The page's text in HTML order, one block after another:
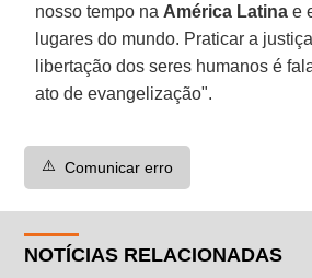
nosso tempo na América Latinae
lugares do mundo. Praticar a
libertação dos seres humanos é
ato de evangelização".
⚠️ Comunicar erro
NOTÍCIAS RELACIONADAS